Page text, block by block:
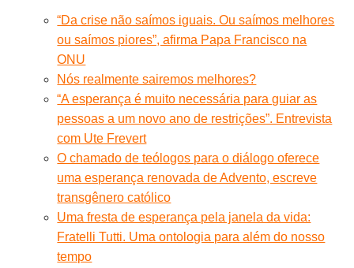
“Da crise não saímos iguais. Ou saímos melhores
ou saímos piores”, afirma Papa Francisco na
ONU
Nós realmente sairemos melhores?
“A esperança é muito necessária para guiar as
pessoas a um novo ano de restrições”. Entrevista
com Ute Frevert
O chamado de teólogos para o diálogo oferece
uma esperança renovada de Advento, escreve
transgênero católico
Uma fresta de esperança pela janela da vida:
Fratelli Tutti. Uma ontologia para além do nosso
tempo